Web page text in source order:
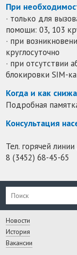
При
· только для
помощи: 03, 103
· при
круглосуточно
· при отсутствии
блокировки SIM-
Когда и как
Подробная
Консультация
Тел. горячей
8 (3452) 68-45-65
Новости
История
Вакансии